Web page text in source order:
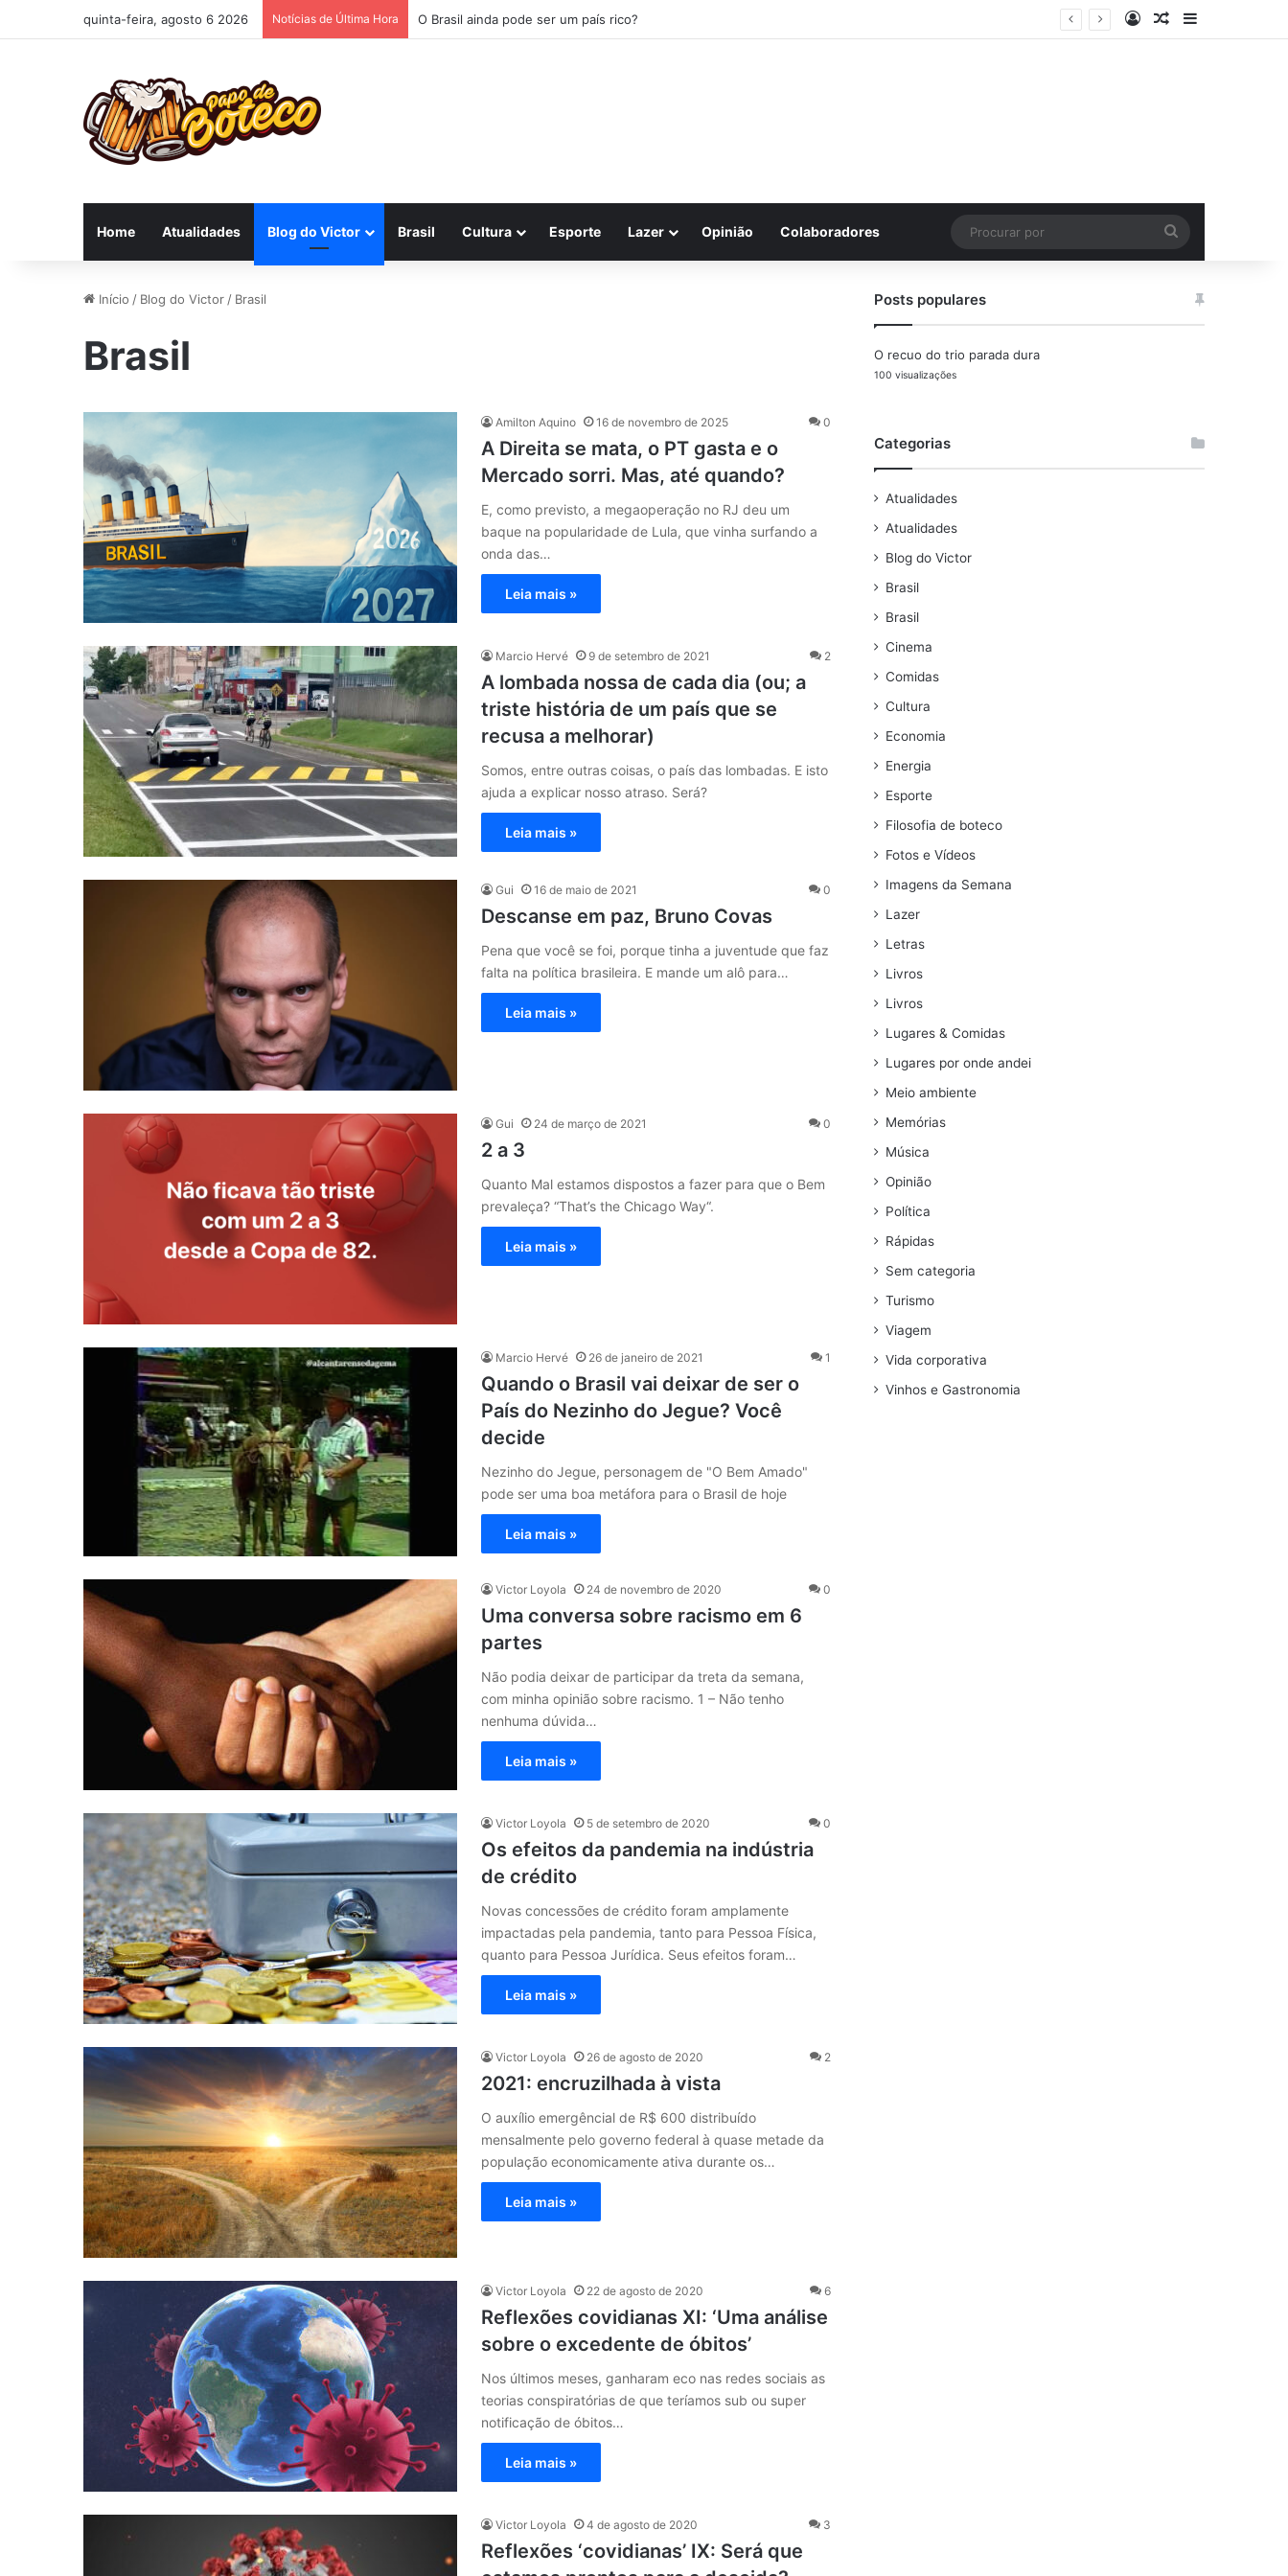
quinta-feira, agosto 6 2026 Notícias de Última Hora O Brasil ainda pode ser um país rico? EntrarArtigo aleatório
Home Atualidades Blog do Victor Brasil Cultura Esporte Lazer Opinião Colaboradores
por
Início / Blog do Victor / Brasil
Brasil
Amilton Aquino 16 de novembro de 2025 0
A Direita se mata, o PT gasta e o
Mercado sorri. Mas, até quando?
E, como previsto, a megaoperação no RJ deu um
baque na popularidade de Lula, que vinha surfando a
onda das…
Leia mais »
Marcio Hervé 9 de setembro de 2021 2
A lombada nossa de cada dia (ou; a
triste história de um país que se
recusa a melhorar)
Somos, entre outras coisas, o país das lombadas. E isto
ajuda a explicar nosso atraso. Será?
Leia mais »
Gui 16 de maio de 2021 0
Descanse em paz, Bruno Covas
Pena que você se foi, porque tinha a juventude que faz
falta na política brasileira. E mande um alô para…
Leia mais »
Gui 24 de março de 2021 0
2 a 3
Quanto Mal estamos dispostos a fazer para que o Bem
prevaleça? “That’s the Chicago Way“.
Leia mais »
Marcio Hervé 26 de janeiro de 2021 1
Quando o Brasil vai deixar de ser o
País do Nezinho do Jegue? Você
decide
Nezinho do Jegue, personagem de "O Bem Amado"
pode ser uma boa metáfora para o Brasil de hoje
Leia mais »
Victor Loyola 24 de novembro de 2020 0
Uma conversa sobre racismo em 6
partes
Não podia deixar de participar da treta da semana,
com minha opinião sobre racismo. 1 – Não tenho
nenhuma dúvida…
Leia mais »
Victor Loyola 5 de setembro de 2020 0
Os efeitos da pandemia na indústria
de crédito
Novas concessões de crédito foram amplamente
impactadas pela pandemia, tanto para Pessoa Física,
quanto para Pessoa Jurídica. Seus efeitos foram…
Leia mais »
Victor Loyola 26 de agosto de 2020 2
2021: encruzilhada à vista
O auxílio emergêncial de R$ 600 distribuído
mensalmente pelo governo federal à quase metade da
população economicamente ativa durante os…
Leia mais »
Victor Loyola 22 de agosto de 2020 6
Reflexões covidianas XI: ‘Uma análise
sobre o excedente de óbitos’
Nos últimos meses, ganharam eco nas redes sociais as
teorias conspiratórias de que teríamos sub ou super
notificação de óbitos…
Leia mais »
Victor Loyola 4 de agosto de 2020 3
Reflexões ‘covidianas’ IX: Será que
Posts populares
O recuo do trio parada dura
100 visualizações
Categorias
Atualidades
Atualidades
Blog do Victor
Brasil
Brasil
Cinema
Comidas
Cultura
Economia
Energia
Esporte
Filosofia de boteco
Fotos e Vídeos
Imagens da Semana
Lazer
Letras
Livros
Livros
Lugares & Comidas
Lugares por onde andei
Meio ambiente
Memórias
Música
Opinião
Política
Rápidas
Sem categoria
Turismo
Viagem
Vida corporativa
Vinhos e Gastronomia